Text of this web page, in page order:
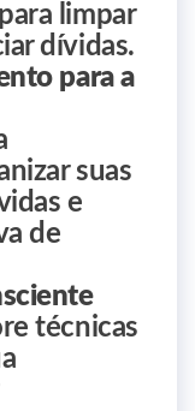
limpar
dívidas.
para a
suas
e
de
técnicas